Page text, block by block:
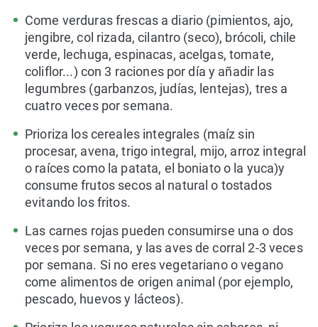
Come verduras frescas a diario (pimientos, ajo,
jengibre, col rizada, cilantro (seco), brócoli, chile
verde, lechuga, espinacas, acelgas, tomate,
coliflor...) con 3 raciones por día y añadir las
legumbres (garbanzos, judías, lentejas), tres a
cuatro veces por semana.
Prioriza los cereales integrales (maíz sin
procesar, avena, trigo integral, mijo, arroz integral
o raíces como la patata, el boniato o la yuca)y
consume frutos secos al natural o tostados
evitando los fritos.
Las carnes rojas pueden consumirse una o dos
veces por semana, y las aves de corral 2-3 veces
por semana. Si no eres vegetariano o vegano
come alimentos de origen animal (por ejemplo,
pescado, huevos y lácteos).